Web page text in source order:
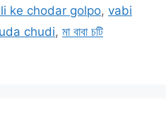
ke chodar golpo, vabi
chudi, মা বাবা চটি